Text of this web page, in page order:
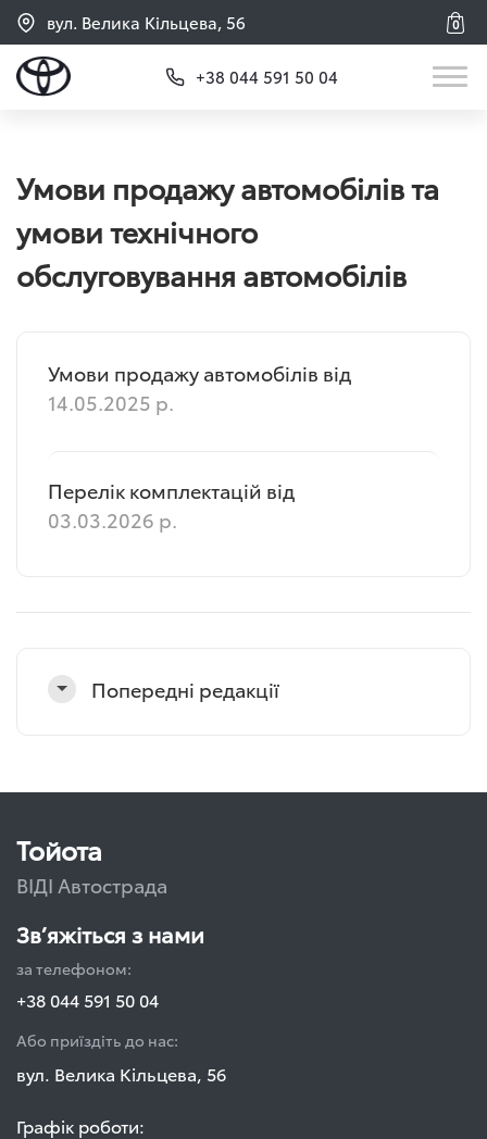
вул. Велика Кільцева, 56 0
+38 044 591 50 04
Умови продажу автомобілів та
умови технічного
обслуговування автомобілів
Умови продажу автомобілів від
14.05.2025 р.
Перелік комплектацій від
03.03.2026 р.
Попередні редакції
Тойота
ВІДІ Автострада
Зв’яжіться з нами
за телефоном:
+38 044 591 50 04
Або приїздіть до нас:
вул. Велика Кільцева, 56
Графік роботи: